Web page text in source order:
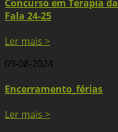
Concurso em Terapia da
Fala 24-25
Ler mais >
09-08-2024
Encerramento_férias
Ler mais >